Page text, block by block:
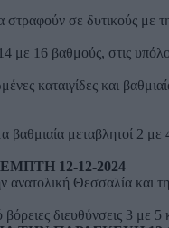
σε δυτικούς με
16 βαθμούς, στις
καταιγίδες και
βαθμιαία μεταβλητοί 2
12-12-2024
Θεσσαλία και
διευθύνσεις 3